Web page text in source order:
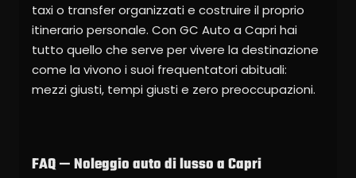
taxi o transfer organizzati e costruire il proprio
itinerario personale. Con GC Auto a Capri hai
tutto quello che serve per vivere la destinazione
come la vivono i suoi frequentatori abituali:
mezzi giusti, tempi giusti e zero preoccupazioni.
FAQ — Noleggio auto di lusso a Capri